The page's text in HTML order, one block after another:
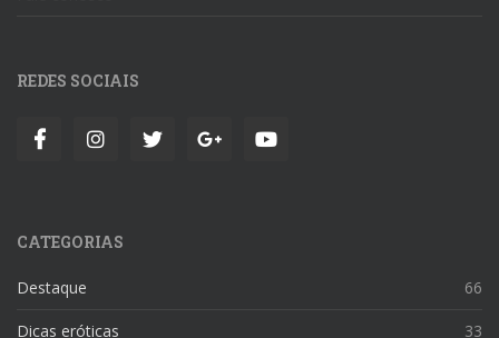
REDES SOCIAIS
CATEGORIAS
Destaque 66
Dicas eróticas 33